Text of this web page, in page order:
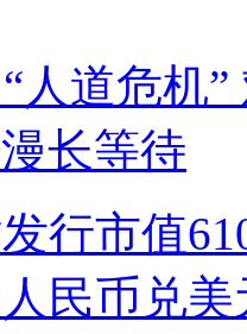
人道危机
长等待
行市值
民币兑